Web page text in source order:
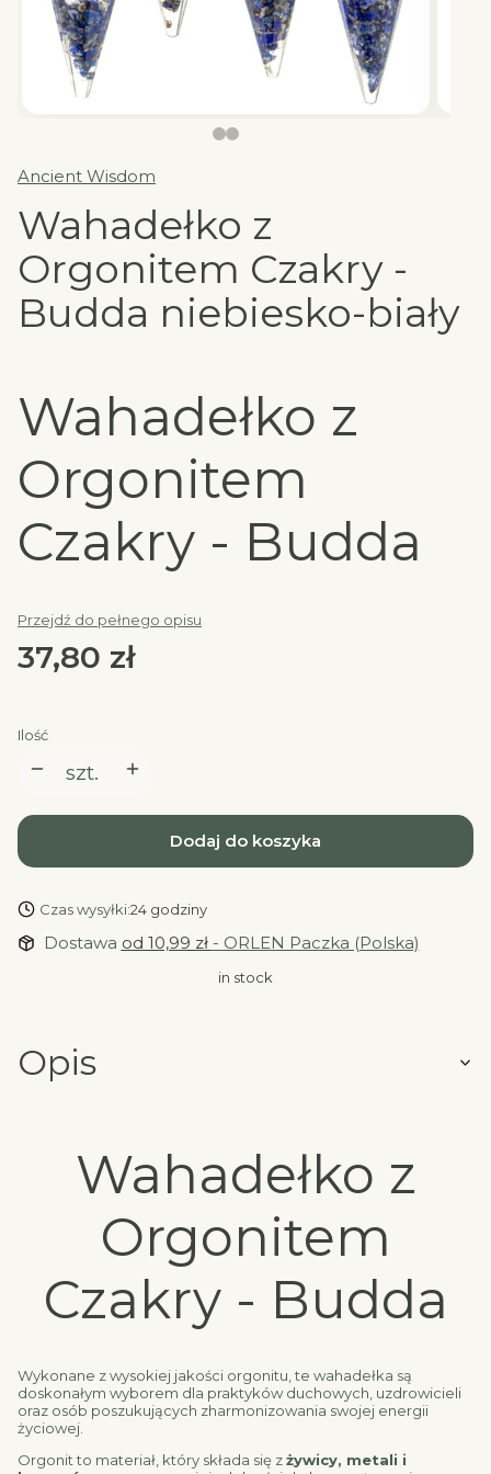
Ancient Wisdom
Wahadełko z
Orgonitem Czakry -
Budda niebiesko-biały
Wahadełko z
Orgonitem
Czakry - Budda
Przejdź do pełnego opisu
Cena
37,80 zł
Ilość
szt.
Dodaj do koszyka
Czas wysyłki:24 godziny
Dostawa od 10,99 zł - ORLEN Paczka (Polska)
in stock
Opis
Wahadełko z
Orgonitem
Czakry - Budda
Wykonane z wysokiej jakości orgonitu, te wahadełka są
doskonałym wyborem dla praktyków duchowych, uzdrowicieli
oraz osób poszukujących zharmonizowania swojej energii
życiowej.
Orgonit to materiał, który składa się zżywicy, metali i